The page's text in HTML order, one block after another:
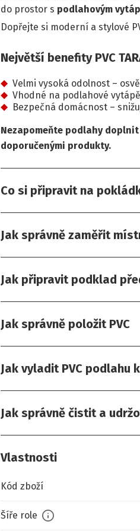
do prostor s podlahovým
Dopřejte si moderní a stylové
Největší benefity PVC
Velmi vysoká odolnost –
Vhodné na podlahové
Bezpečná domácnost –
Nezapomeňte podlahy
doporučenými produkty.
Co si připravit na
Jak správně zaměřit
Jak připravit podklad
Jak správně položit PVC
Jak vyladit PVC
Jak správně čistit a
Vlastnosti
Kód zboží
Šíře role